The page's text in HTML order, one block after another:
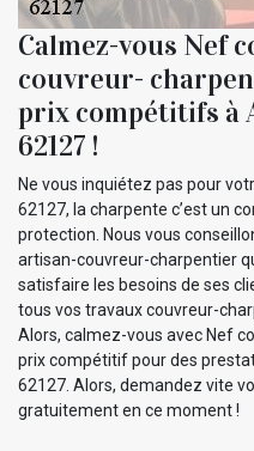
Calmez-vous Nef
couvreur-
prix compétitifs à
62127 !
Ne vous inquiétez pas pour
62127, la charpente c’est un
protection. Nous vous
artisan-couvreur-charpentier
satisfaire les besoins de ses
tous vos travaux couvreur-
Alors, calmez-vous avec Nef
prix compétitif pour des
62127. Alors, demandez vite
gratuitement en ce moment !